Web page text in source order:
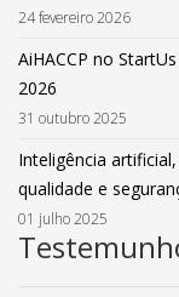
24 fevereiro 2026
AiHACCP no
2026
31 outubro 2025
Inteligência
qualidade e
01 julho 2025